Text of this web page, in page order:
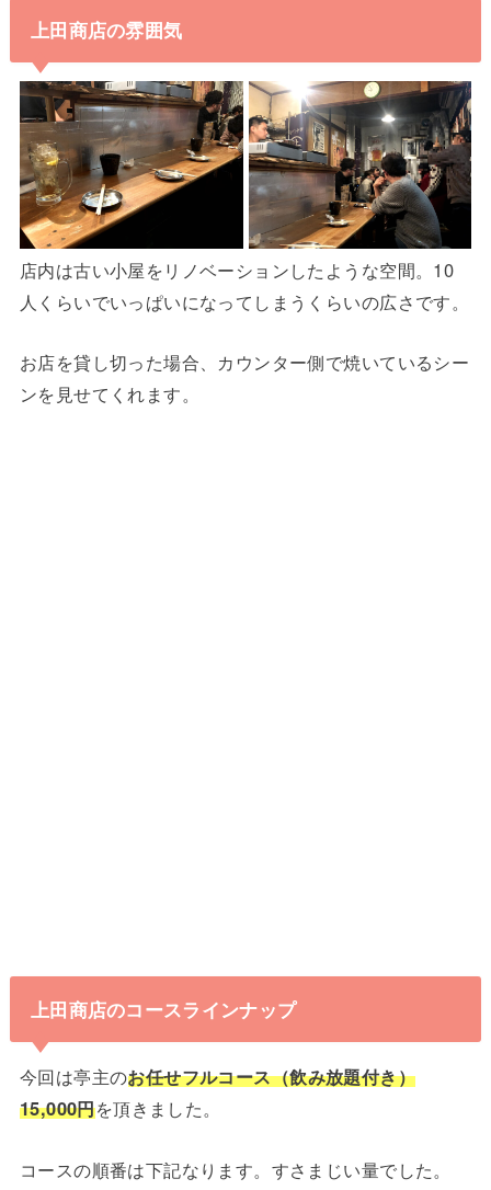
上田商店の雰囲気
店内は古い小屋をリノベーションしたような空間。10
人くらいでいっぱいになってしまうくらいの広さです。
お店を貸し切った場合、カウンター側で焼いているシー
ンを見せてくれます。
上田商店のコースラインナップ
今回は亭主のお任せフルコース（飲み放題付き）
15,000円を頂きました。
コースの順番は下記なります。すさまじい量でした。